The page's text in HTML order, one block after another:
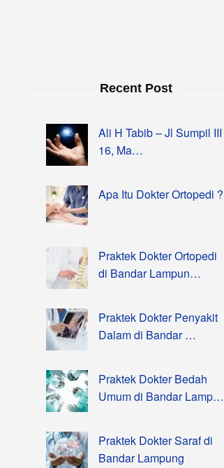
Recent Post
Ali H Tabib – Jl Sumpil III
16, Ma…
Apa Itu Dokter Ortopedi ?
Praktek Dokter Ortopedi
di Bandar Lampun…
Praktek Dokter Penyakit
Dalam di Bandar …
Praktek Dokter Bedah
Umum di Bandar Lamp…
Praktek Dokter Saraf di
Bandar Lampung